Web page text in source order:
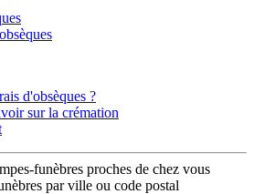
d'obsèques ?
sur la crémation
funèbres proches de chez vous
par ville ou code postal